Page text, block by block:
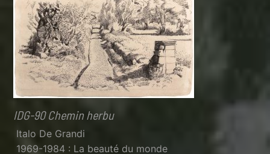
IDG-90 Chemin herbu
Italo De Grandi
1969-1984 : La beauté du monde